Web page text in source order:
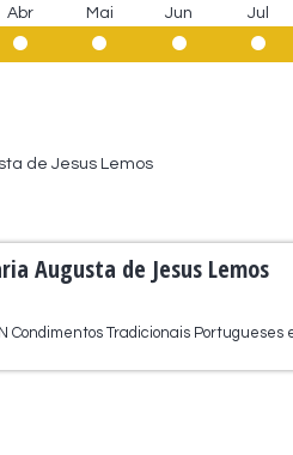
Abr Mai Jun Jul
de Jesus Lemos
Augusta de Jesus Lemos
Condimentos Tradicionais Portugueses